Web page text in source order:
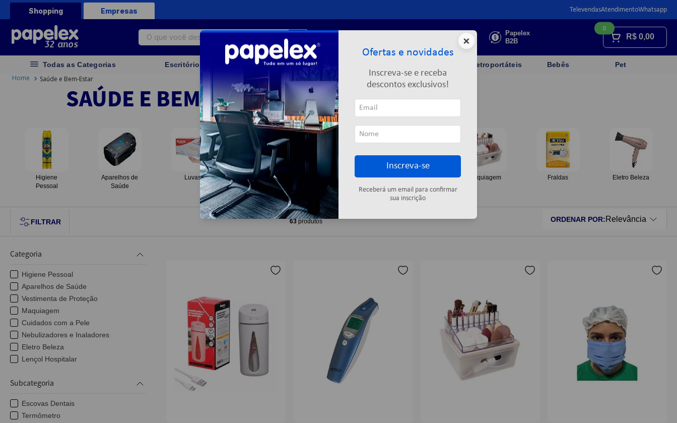
Shopping Empresas TelevendasAtendimentoWhatsapp
O que você deseja comprar?
Faça sua
cotação
Papelex
B2B
R$ 0,00
0
Todas as Categorias Escritório Limpeza Informática Eletroportáteis Bebês Pet
Saúde e Bem-Estar
SAÚDE E BEM-ESTAR
Higiene
Pessoal
Aparelhos de
Saúde
Luvas
Cuidados Com
a Pele
Vestimentas de
Proteção
Nebulizadores
e Inaladores
Maquiagem Fraldas Eletro Beleza
FILTRAR 63 produtos ORDENAR POR Relevância
Categoria
Higiene Pessoal
Aparelhos de Saúde
Vestimenta de Proteção
Maquiagem
Cuidados com a Pele
Nebulizadores e Inaladores
Eletro Beleza
Lençol Hospitalar
Subcategoria
Escovas Dentais
Termômetro
×
Ofertas e novidades
Inscreva-se e receba
descontos exclusivos!
Inscreva-se
Receberá um email para confirmar
sua inscrição
TERMOS MAIS BUSCADOS
2º
papel a4
5º
saco lixo
6º
7º
post it